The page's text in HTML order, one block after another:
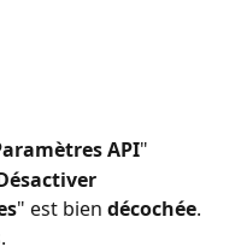
API"
" est bien décochée.